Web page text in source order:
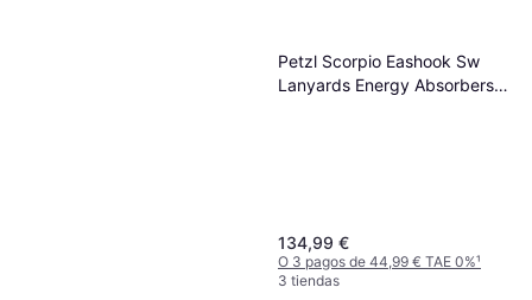
Petzl Scorpio Eashook Sw
Lanyards Energy Absorbers
134,99 €
O 3 pagos de 44,99 € TAE 0%¹
3 tiendas